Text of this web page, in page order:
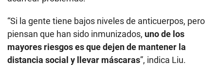
“Si la gente tiene bajos niveles de anticuerpos, pero
piensan que han sido inmunizados, uno de los
mayores riesgos es que dejen de mantener la
distancia social y llevar máscaras”, indica Liu.